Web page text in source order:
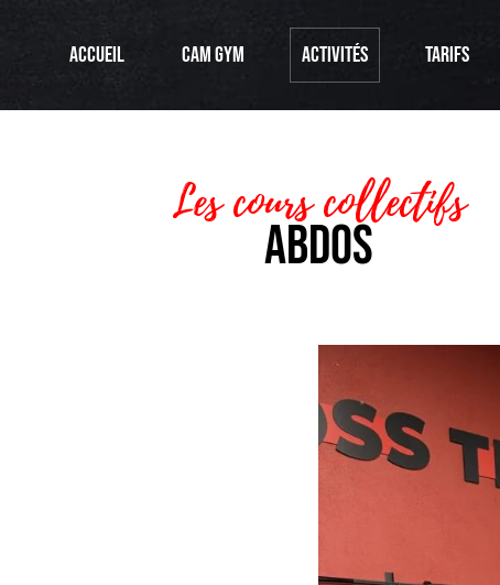
Accueil CAM GYM Activités Tarifs
Les cours collectifs
ABDOS